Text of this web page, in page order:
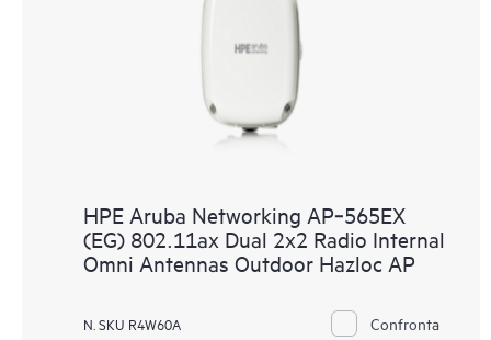
HPE Aruba Networking AP‑565EX
(EG) 802.11ax Dual 2x2 Radio Internal
Omni Antennas Outdoor Hazloc AP
N. SKU R4W60A Confronta